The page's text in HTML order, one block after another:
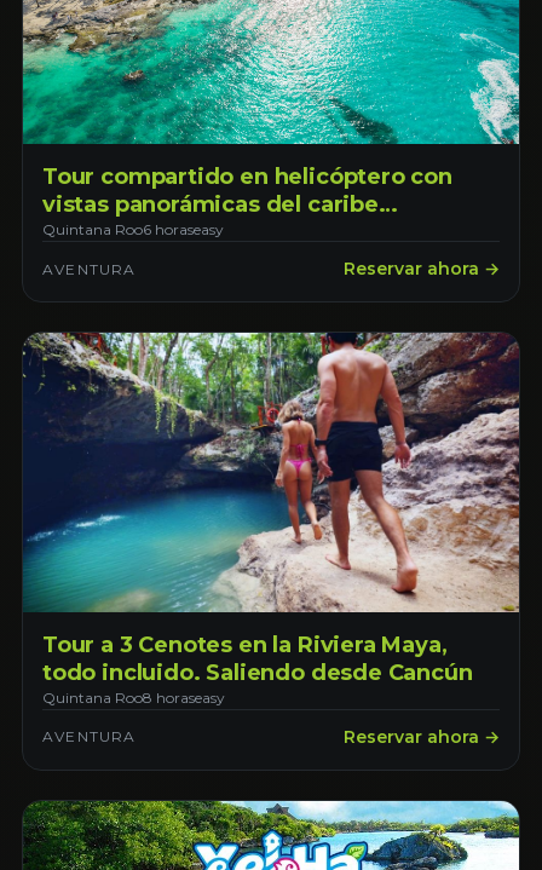
Tour compartido en helicóptero con
vistas panorámicas del caribe
mexicano. Salida desde Cancún
Quintana Roo6 horaseasy
AVENTURA Reservar ahora →
Tour a 3 Cenotes en la Riviera Maya,
todo incluido. Saliendo desde Cancún
Quintana Roo8 horaseasy
AVENTURA Reservar ahora →